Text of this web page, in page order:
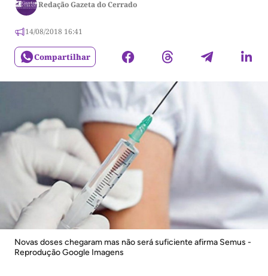
Redação Gazeta do Cerrado
14/08/2018 16:41
Compartilhar
Novas doses chegaram mas não será suficiente afirma Semus -
Reprodução Google Imagens